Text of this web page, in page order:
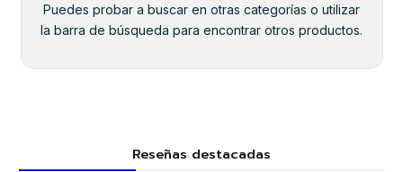
Puedes probar a buscar en otras categorías o utilizar
la barra de búsqueda para encontrar otros productos.
Reseñas destacadas